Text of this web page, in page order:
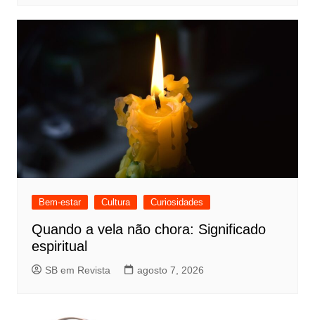
Bem-estar Cultura Curiosidades
Quando a vela não chora: Significado
espiritual
SB em Revista agosto 7, 2026